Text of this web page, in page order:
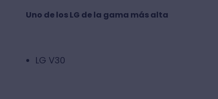
Uno de los LG de la gama más alta
LG V30